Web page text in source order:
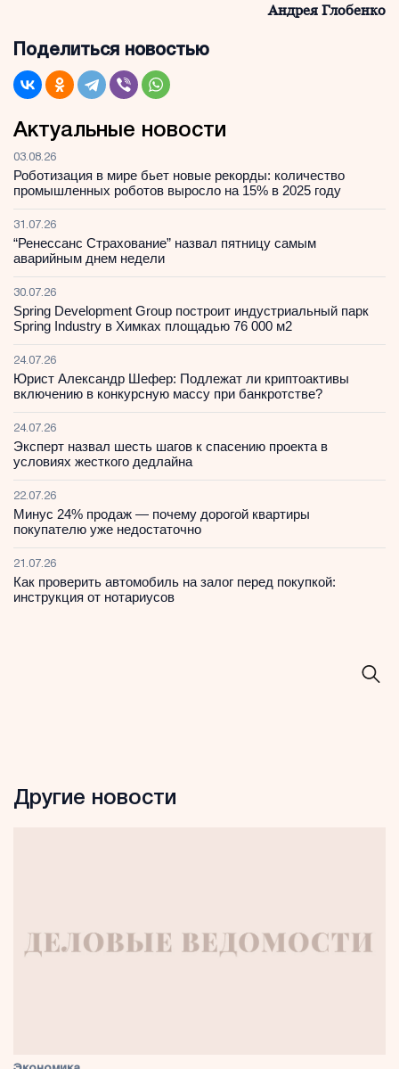
Андрея Глобенко
Поделиться новостью
Актуальные новости
03.08.26
Роботизация в мире бьет новые рекорды: количество
промышленных роботов выросло на 15% в 2025 году
31.07.26
“Ренессанс Страхование” назвал пятницу самым
аварийным днем недели
30.07.26
Spring Development Group построит индустриальный парк
Spring Industry в Химках площадью 76 000 м2
24.07.26
Юрист Александр Шефер: Подлежат ли криптоактивы
включению в конкурсную массу при банкротстве?
24.07.26
Эксперт назвал шесть шагов к спасению проекта в
условиях жесткого дедлайна
22.07.26
Минус 24% продаж — почему дорогой квартиры
покупателю уже недостаточно
21.07.26
Как проверить автомобиль на залог перед покупкой:
инструкция от нотариусов
Другие новости